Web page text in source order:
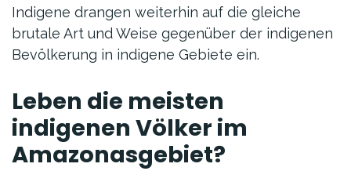
Indigene drangen weiterhin auf die gleiche
brutale Art und Weise gegenüber der indigenen
Bevölkerung in indigene Gebiete ein.
Leben die meisten
indigenen Völker im
Amazonasgebiet?